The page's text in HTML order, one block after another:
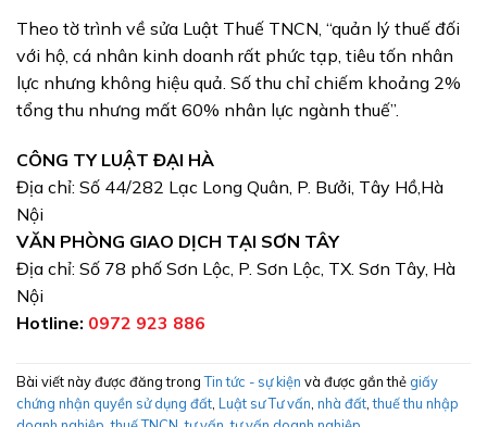
Theo tờ trình về sửa Luật Thuế TNCN, “quản lý thuế đối
với hộ, cá nhân kinh doanh rất phức tạp, tiêu tốn nhân
lực nhưng không hiệu quả. Số thu chỉ chiếm khoảng 2%
tổng thu nhưng mất 60% nhân lực ngành thuế”.
CÔNG TY LUẬT ĐẠI HÀ
Địa chỉ: Số 44/282 Lạc Long Quân, P. Bưởi, Tây Hồ,Hà
Nội
VĂN PHÒNG GIAO DỊCH TẠI SƠN TÂY
Địa chỉ: Số 78 phố Sơn Lộc, P. Sơn Lộc, TX. Sơn Tây, Hà
Nội
Hotline: 0972 923 886
Bài viết này được đăng trongTin tức - sự kiện và được gắn thẻ giấy
chứng nhận quyền sử dụng đất, Luật sư Tư vấn, nhà đất,thuế thu nhập